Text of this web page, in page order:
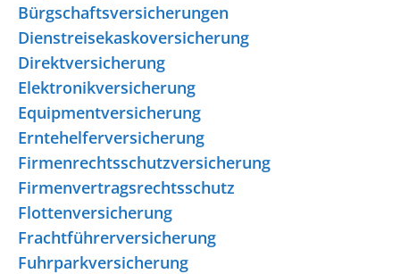
Bürgschaftsversicherungen
Dienstreisekaskoversicherung
Direktversicherung
Elektronikversicherung
Equipmentversicherung
Erntehelferversicherung
Firmenrechtsschutzversicherung
Firmenvertragsrechtsschutz
Flottenversicherung
Frachtführerversicherung
Fuhrparkversicherung